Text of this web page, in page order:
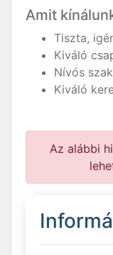
Amit
Tiszta,
Kiváló
Nívós
Kiváló
Az alábbi